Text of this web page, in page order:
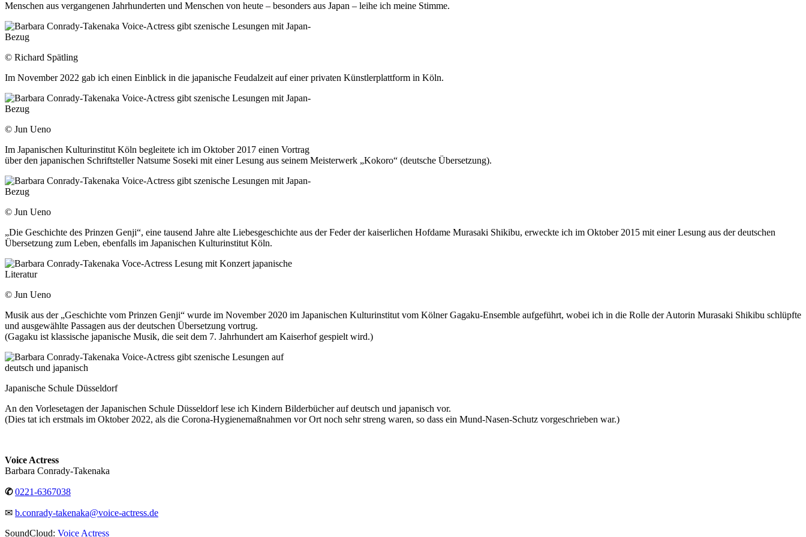
Menschen aus vergangenen Jahrhunderten und Menschen von heute – besonders aus Japan – leihe ich meine Stimme.
© Richard Spätling
Im November 2022 gab ich einen Einblick in die japanische Feudalzeit auf einer privaten Künstlerplattform in Köln.
© Jun Ueno
Im Japanischen Kulturinstitut Köln begleitete ich im Oktober 2017 einen Vortrag
über den japanischen Schriftsteller Natsume Soseki mit einer Lesung aus seinem Meisterwerk „Kokoro“ (deutsche Übersetzung).
© Jun Ueno
„Die Geschichte des Prinzen Genji“, eine tausend Jahre alte Liebesgeschichte aus der Feder der kaiserlichen Hofdame Murasaki Shikibu, erweckte ich im Oktober 2015 mit einer Lesung aus der deutschen
Übersetzung zum Leben, ebenfalls im Japanischen Kulturinstitut Köln.
© Jun Ueno
Musik aus der „Geschichte vom Prinzen Genji“ wurde im November 2020 im Japanischen Kulturinstitut vom Kölner Gagaku-Ensemble aufgeführt, wobei ich in die Rolle der Autorin Murasaki Shikibu schlüpfte
und ausgewählte Passagen aus der deutschen Übersetzung vortrug.
(Gagaku ist klassische japanische Musik, die seit dem 7. Jahrhundert am Kaiserhof gespielt wird.)
Japanische Schule Düsseldorf
An den Vorlesetagen der Japanischen Schule Düsseldorf lese ich Kindern Bilderbücher auf deutsch und japanisch vor.
(Dies tat ich erstmals im Oktober 2022, als die Corona-Hygienemaßnahmen vor Ort noch sehr streng waren, so dass ein Mund-Nasen-Schutz vorgeschrieben war.)
Voice Actress
Barbara Conrady-Takenaka
✆ 0221-6367038
✉ b.conrady-takenaka@voice-actress.de
SoundCloud: Voice Actress